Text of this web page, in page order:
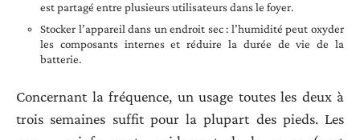
est partagé entre plusieurs utilisateurs dans le foyer.
Stocker l’appareil dans un endroit sec : l’humidité peut oxyder
les composants internes et réduire la durée de vie de la
batterie.
Concernant la fréquence, un usage toutes les deux à
trois semaines suffit pour la plupart des pieds. Les